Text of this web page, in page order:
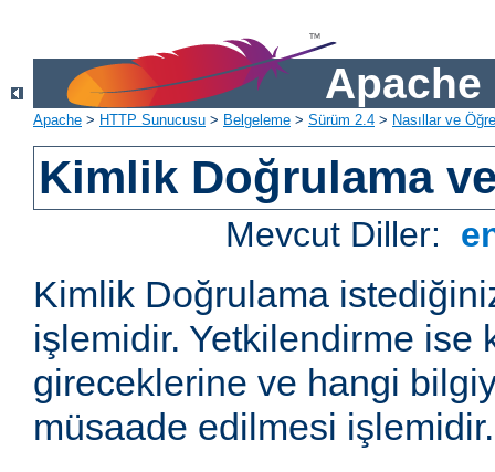
Apache
Apache > HTTP Sunucusu > Belgeleme > Sürüm 2.4 > Nasıllar ve
Kimlik Doğrulama
Mevcut Diller:
Kimlik Doğrulama
işlemidir. Yetkilendirme ise
gireceklerine ve hangi
müsaade edilmesi işlemidir.